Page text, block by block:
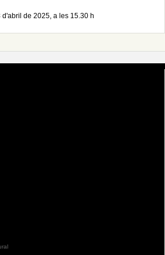
d'abril de 2025, a les 15.30 h